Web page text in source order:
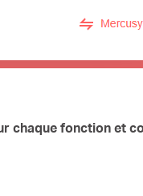
chaque fonction et